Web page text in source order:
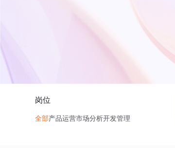
岗位
全部产品运营市场分析开发管理